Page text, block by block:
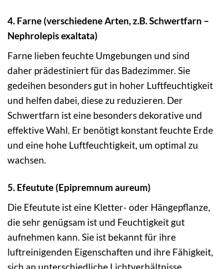
4. Farne (verschiedene Arten, z.B. Schwertfarn –
Nephrolepis exaltata)
Farne lieben feuchte Umgebungen und sind
daher prädestiniert für das Badezimmer. Sie
gedeihen besonders gut in hoher Luftfeuchtigkeit
und helfen dabei, diese zu reduzieren. Der
Schwertfarn ist eine besonders dekorative und
effektive Wahl. Er benötigt konstant feuchte Erde
und eine hohe Luftfeuchtigkeit, um optimal zu
wachsen.
5. Efeutute (Epipremnum aureum)
Die Efeutute ist eine Kletter- oder Hängepflanze,
die sehr genügsam ist und Feuchtigkeit gut
aufnehmen kann. Sie ist bekannt für ihre
luftreinigenden Eigenschaften und ihre Fähigkeit,
sich an unterschiedliche Lichtverhältnisse